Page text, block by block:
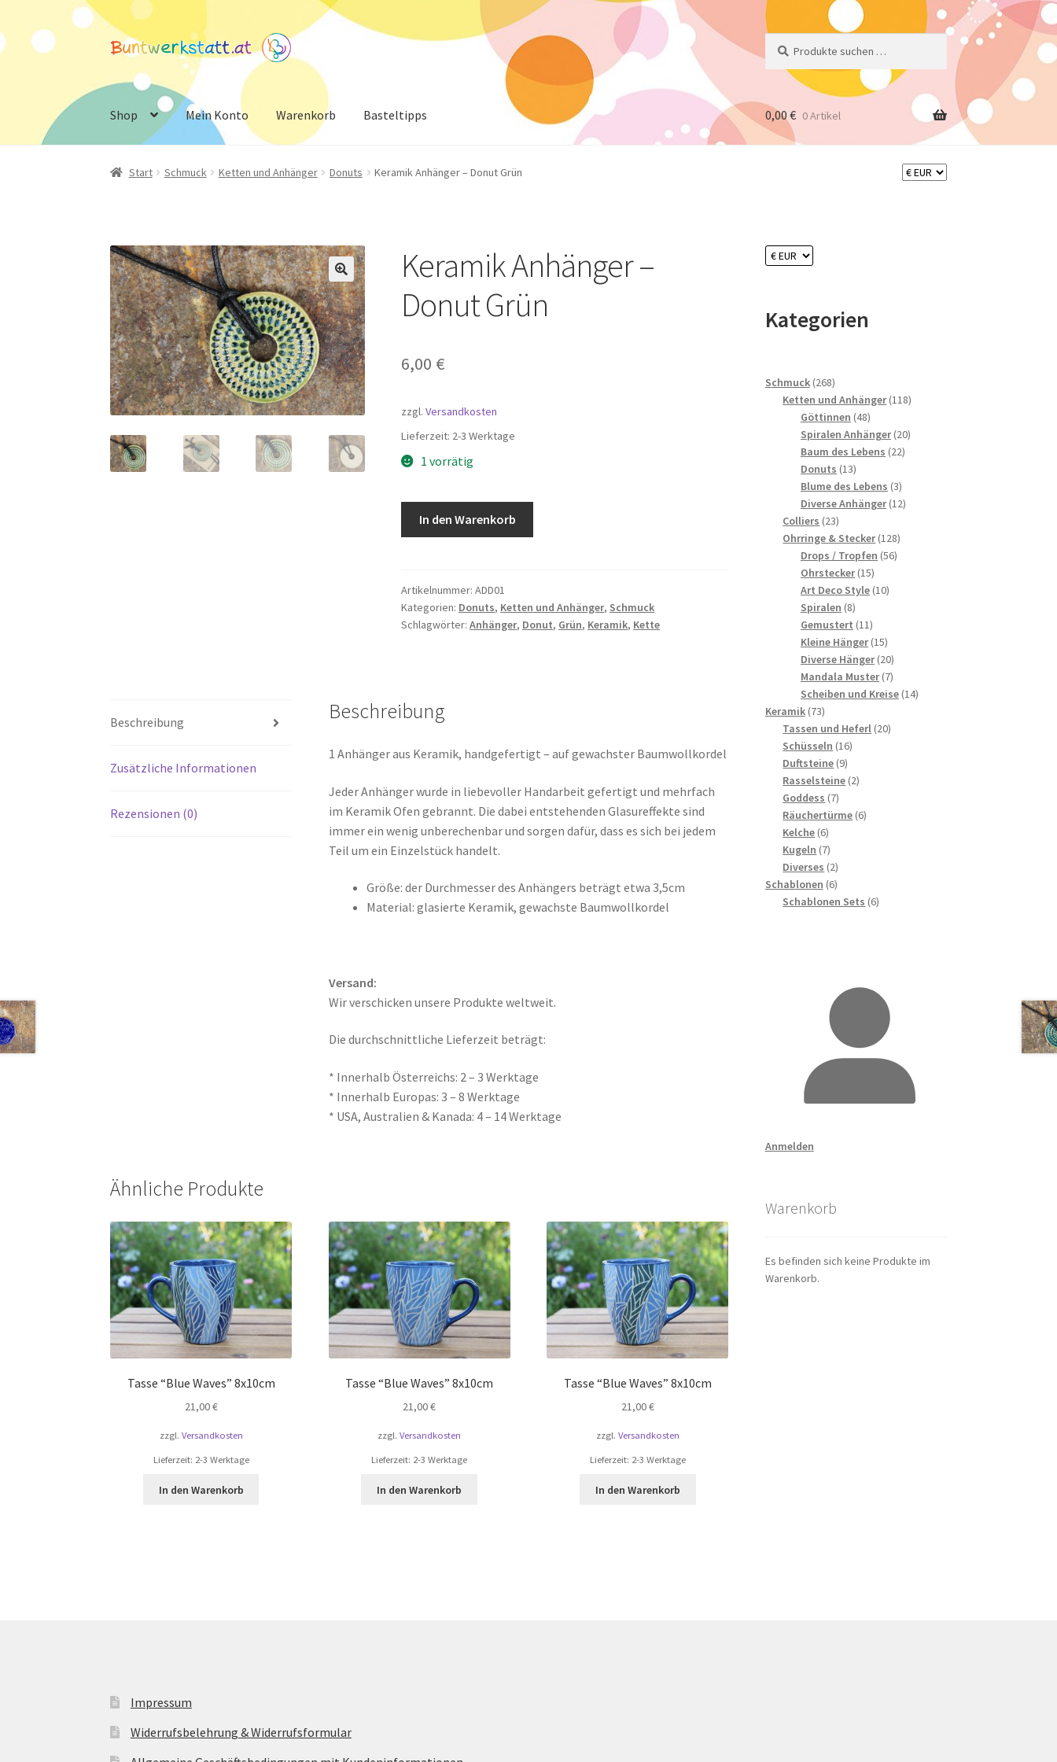
Zur
Navigation
springen
Zum
Inhalt
springen
nach:
Shop Mein Konto Warenkorb Basteltipps 0,00 € 0 Artikel
Start Schmuck Ketten und Anhänger Donuts Keramik Anhänger – Donut Grün
Keramik Anhänger –
Donut Grün
6,00 €
zzgl.Versandkosten
Lieferzeit: 2-3 Werktage
1 vorrätig
Grün
Menge
In den Warenkorb
Artikelnummer:ADD01
Kategorien: Donuts, Ketten und Anhänger, Schmuck
Schlagwörter:Anhänger, Donut, Grün, Keramik, Kette
Beschreibung
Zusätzliche Informationen
Rezensionen (0)
Beschreibung
1 Anhänger aus Keramik, handgefertigt – auf gewachster Baumwollkordel
Jeder Anhänger wurde in liebevoller Handarbeit gefertigt und mehrfach
im Keramik Ofen gebrannt. Die dabei entstehenden Glasureffekte sind
immer ein wenig unberechenbar und sorgen dafür, dass es sich bei jedem
Teil um ein Einzelstück handelt.
Größe: der Durchmesser des Anhängers beträgt etwa 3,5cm
Material: glasierte Keramik, gewachste Baumwollkordel
Versand:
Wir verschicken unsere Produkte weltweit.
Die durchschnittliche Lieferzeit beträgt:
* Innerhalb Österreichs: 2 – 3 Werktage
* Innerhalb Europas: 3 – 8 Werktage
* USA, Australien & Kanada: 4 – 14 Werktage
Ähnliche Produkte
Tasse “Blue Waves” 8x10cm
21,00€
zzgl. Versandkosten
Lieferzeit: 2-3 Werktage
In den Warenkorb
Tasse “Blue Waves” 8x10cm
21,00€
zzgl.Versandkosten
Lieferzeit: 2-3 Werktage
In den Warenkorb
Tasse “Blue Waves” 8x10cm
21,00€
zzgl. Versandkosten
Lieferzeit: 2-3 Werktage
In den Warenkorb
Kategorien
Schmuck 268268
Produkte
Ketten und Anhänger 118118
Göttinnen 4848
Produkte
Spiralen Anhänger 2020
Baum des Lebens 2222
Donuts 1313
Produkte
Blume des Lebens 33
Produkte
Diverse Anhänger 1212
Colliers 2323
Produkte
Ohrringe & Stecker 128128
Drops / Tropfen 5656
Ohrstecker 1515
Produkte
Art Deco Style 1010
Spiralen 88
Produkte
Gemustert 1111
Produkte
Kleine Hänger 1515
Produkte
Diverse Hänger 2020
Produkte
Mandala Muster 77
Produkte
Scheiben und Kreise 1414
Keramik 7373
Produkte
Tassen und Heferl 2020
Schüsseln 1616
Duftsteine 99
Produkte
Rasselsteine 22
Goddess 77
Produkte
Räuchertürme 66
Kelche 66
Produkte
Kugeln 77
Produkte
Diverses 22
Produkte
Schablonen 66
Produkte
Schablonen Sets 66
Anmelden
Warenkorb
Es befinden sich keine Produkte im
Warenkorb.
Impressum
Widerrufsbelehrung & Widerrufsformular